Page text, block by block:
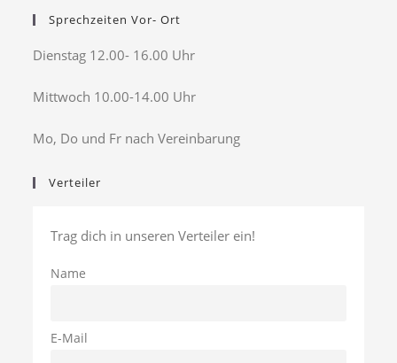
Sprechzeiten Vor- Ort
Dienstag 12.00- 16.00 Uhr
Mittwoch 10.00-14.00 Uhr
Mo, Do und Fr nach Vereinbarung
Verteiler
Trag dich in unseren Verteiler ein!
Name
E-Mail